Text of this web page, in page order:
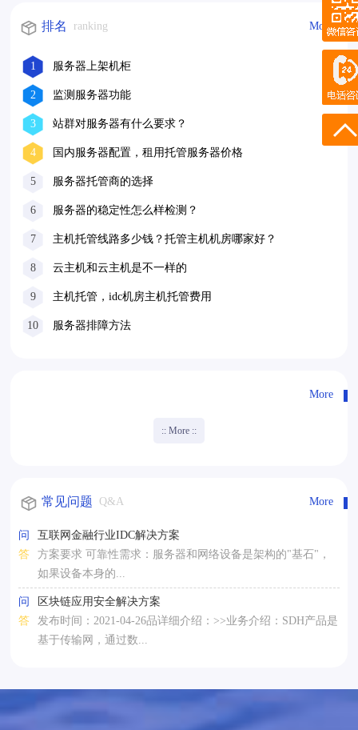
排名 ranking More
1 服务器上架机柜
2 监测服务器功能
3 站群对服务器有什么要求？
4 国内服务器配置，租用托管服务器价格
5 服务器托管商的选择
6 服务器的稳定性怎么样检测？
7 主机托管线路多少钱？托管主机机房哪家好？
8 云主机和云主机是不一样的
9 主机托管，idc机房主机托管费用
10 服务器排障方法
More
:: More ::
常见问题 Q&A More
问
互联网金融行业IDC解决方案
答
方案要求 可靠性需求：服务器和网络设备是架构的"基石"，
如果设备本身的...
问
区块链应用安全解决方案
答
发布时间：2021-04-26品详细介绍：>>业务介绍：SDH产品是
基于传输网，通过数...
17601052117